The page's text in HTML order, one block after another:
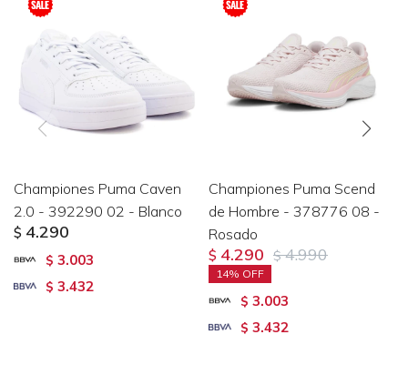
Championes Puma Caven
2.0 - 392290 02 - Blanco
$ 4.290
$ 3.003
$ 3.432
Championes Puma Scend
de Hombre - 378776 08 -
Rosado
$ 4.290 $ 4.990
14
$ 3.003
$ 3.432